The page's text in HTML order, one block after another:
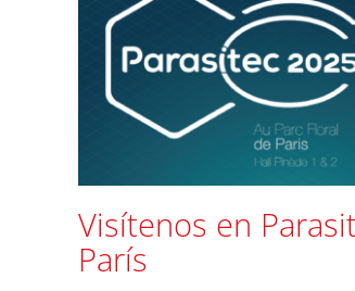
Visítenos en
París